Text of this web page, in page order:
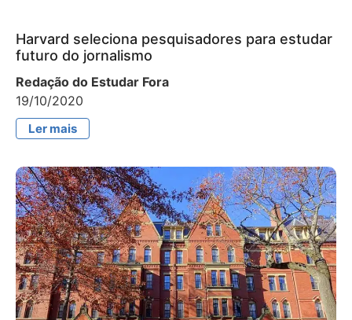
Harvard seleciona pesquisadores para estudar
futuro do jornalismo
Redação do Estudar Fora
19/10/2020
Ler mais